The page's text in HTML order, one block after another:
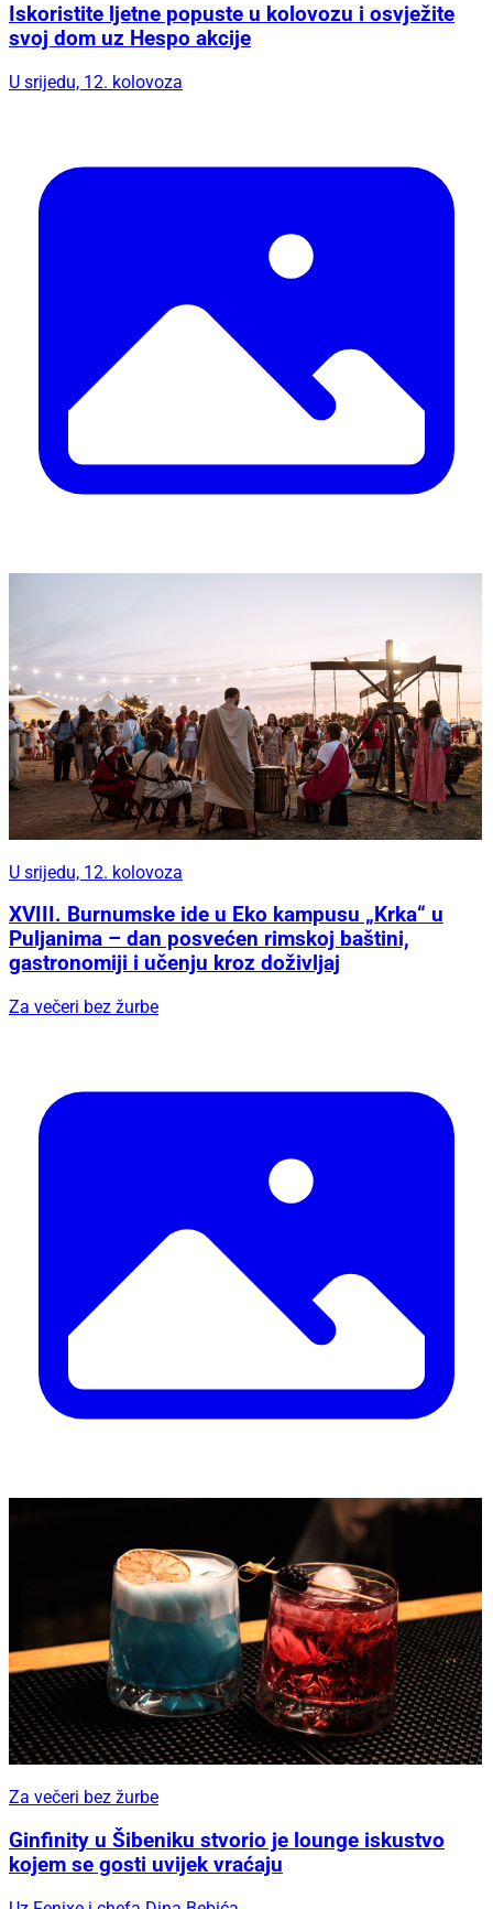
Iskoristite ljetne popuste u kolovozu i osvježite
svoj dom uz Hespo akcije
U srijedu, 12. kolovoza
U srijedu, 12. kolovoza
XVIII. Burnumske ide u Eko kampusu „Krka“ u
Puljanima – dan posvećen rimskoj baštini,
gastronomiji i učenju kroz doživljaj
Za večeri bez žurbe
Za večeri bez žurbe
Ginfinity u Šibeniku stvorio je lounge iskustvo
kojem se gosti uvijek vraćaju